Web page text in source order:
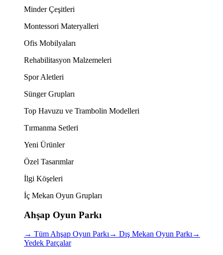
Minder Çeşitleri
Montessori Materyalleri
Ofis Mobilyaları
Rehabilitasyon Malzemeleri
Spor Aletleri
Sünger Grupları
Top Havuzu ve Trambolin Modelleri
Tırmanma Setleri
Yeni Ürünler
Özel Tasarımlar
İlgi Köşeleri
İç Mekan Oyun Grupları
Ahşap Oyun Parkı
→ Tüm Ahşap Oyun Parkı→ Dış Mekan Oyun Parkı→
Yedek Parçalar